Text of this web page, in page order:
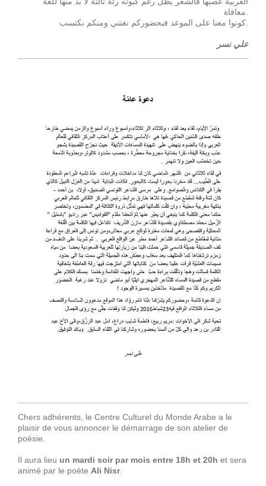
علي نسر
Chers adhérents, le Centre Culturel du Monde Arabe a le
plaisir de vous annoncer le démarrage de son atelier de
poésie.
Il aura lieu un mardi soir par mois entre 18h et 20h et sera
animé par le poète Ali Nisr.